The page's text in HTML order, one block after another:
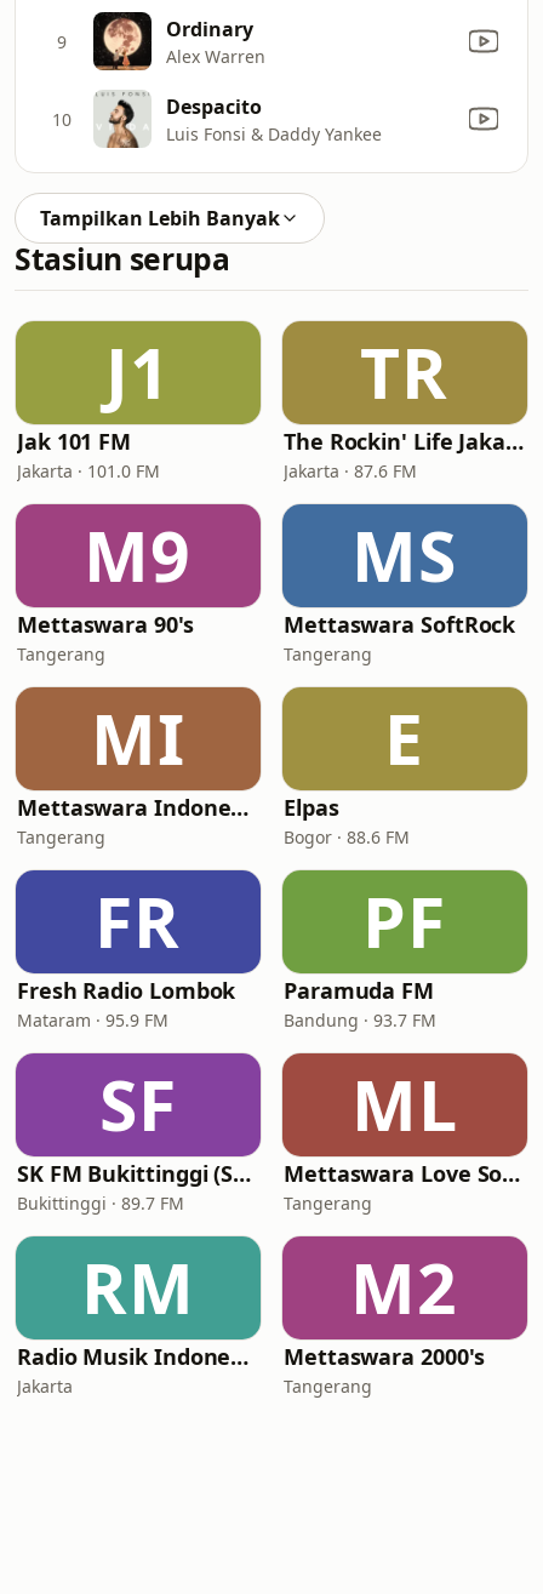
9 Ordinary
Alex Warren
10 Despacito
Luis Fonsi & Daddy Yankee
Tampilkan Lebih Banyak
Stasiun serupa
J1
Jak 101 FM
Jakarta · 101.0 FM
TR
The Rockin' Life Jakarta (TRL FM)
Jakarta · 87.6 FM
M9
Mettaswara 90's
Tangerang
MS
Mettaswara SoftRock
Tangerang
MI
Mettaswara Indonesia
Tangerang
E
Elpas
Bogor · 88.6 FM
FR
Fresh Radio Lombok
Mataram · 95.9 FM
PF
Paramuda FM
Bandung · 93.7 FM
SF
SK FM Bukittinggi (Suara Kencana FM)
Bukittinggi · 89.7 FM
ML
Mettaswara Love Song
Tangerang
RM
Radio Musik Indonesia
Jakarta
M2
Mettaswara 2000's
Tangerang